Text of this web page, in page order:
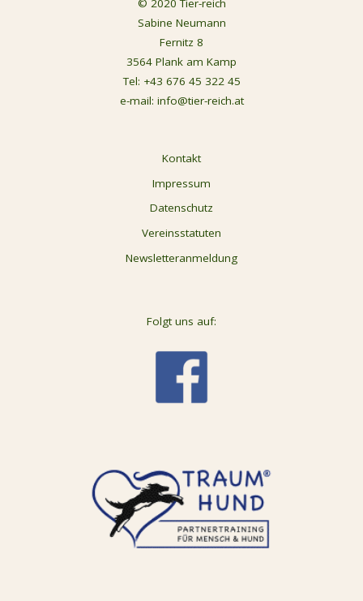
© 2020 Tier-reich
Sabine Neumann
Fernitz 8
3564 Plank am Kamp
Tel: +43 676 45 322 45
e-mail: info@tier-reich.at
Kontakt
Impressum
Datenschutz
Vereinsstatuten
Newsletteranmeldung
Folgt uns auf: